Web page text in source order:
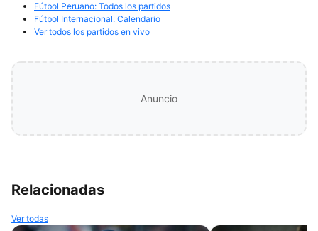
Fútbol Peruano: Todos los partidos
Fútbol Internacional: Calendario
Ver todos los partidos en vivo
Anuncio
Relacionadas
Ver todas